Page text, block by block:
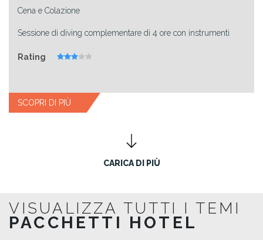
Cena e Colazione
Sessione di diving complementare di 4 ore con instrumenti
Rating
SCOPRI DI PIÙ
CARICA DI PIÙ
VISUALIZZA TUTTI I TEMI
PACCHETTI HOTEL